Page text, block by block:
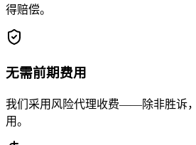
得赔偿。
无需前期费用
我们采用风险代理收费——除非胜诉
用。